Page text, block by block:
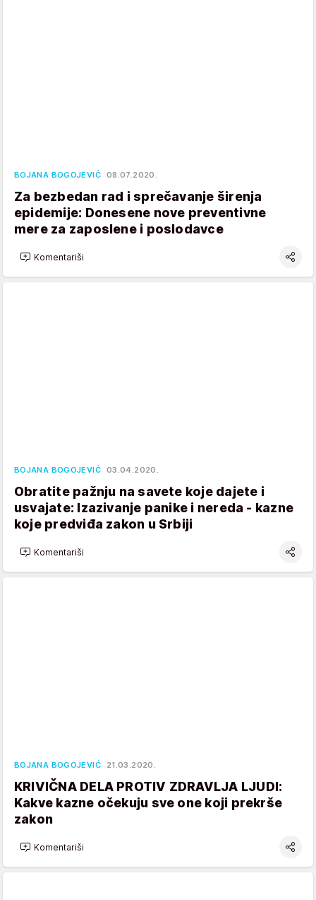
BOJANA BOGOJEVIĆ 08.07.2020.
Za bezbedan rad i sprečavanje širenja
epidemije: Donesene nove preventivne
mere za zaposlene i poslodavce
Komentariši
BOJANA BOGOJEVIĆ 03.04.2020.
Obratite pažnju na savete koje dajete i
usvajate: Izazivanje panike i nereda - kazne
koje predviđa zakon u Srbiji
Komentariši
BOJANA BOGOJEVIĆ 21.03.2020.
KRIVIČNA DELA PROTIV ZDRAVLJA LJUDI:
Kakve kazne očekuju sve one koji prekrše
zakon
Komentariši